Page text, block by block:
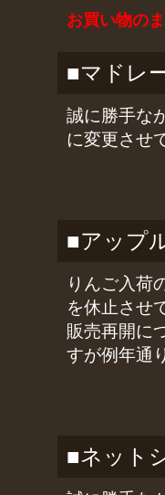
お買い物の
■マドレ
誠に勝手な
に変更させ
■アップ
りんご入荷
を休止させ
販売再開に
すが例年通
■ネット